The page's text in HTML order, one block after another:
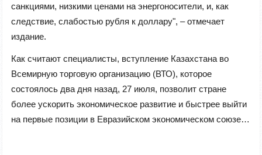
санкциями, низкими ценами на энергоносители, и, как
следствие, слабостью рубля к доллару", – отмечает
издание.
Как считают специалисты, вступление Казахстана во
Всемирную торговую организацию (ВТО), которое
состоялось два дня назад, 27 июля, позволит стране
более ускорить экономическое развитие и быстрее выйти
на первые позиции в Евразийском экономическом союзе…